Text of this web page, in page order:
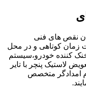
نقص های فنی
زمان کوتاهی و در محل
کننده خودرو،سیستم
لاستیک پنچر با تایر
امدادگر متخصص